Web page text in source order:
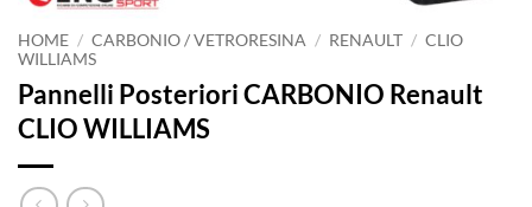
HOME / CARBONIO / VETRORESINA / RENAULT / CLIO
WILLIAMS
Pannelli Posteriori CARBONIO Renault
CLIO WILLIAMS